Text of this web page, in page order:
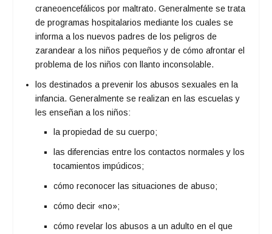
craneoencefálicos por maltrato. Generalmente se trata
de programas hospitalarios mediante los cuales se
informa a los nuevos padres de los peligros de
zarandear a los niños pequeños y de cómo afrontar el
problema de los niños con llanto inconsolable.
los destinados a prevenir los abusos sexuales en la
infancia. Generalmente se realizan en las escuelas y
les enseñan a los niños:
la propiedad de su cuerpo;
las diferencias entre los contactos normales y los
tocamientos impúdicos;
cómo reconocer las situaciones de abuso;
cómo decir «no»;
cómo revelar los abusos a un adulto en el que